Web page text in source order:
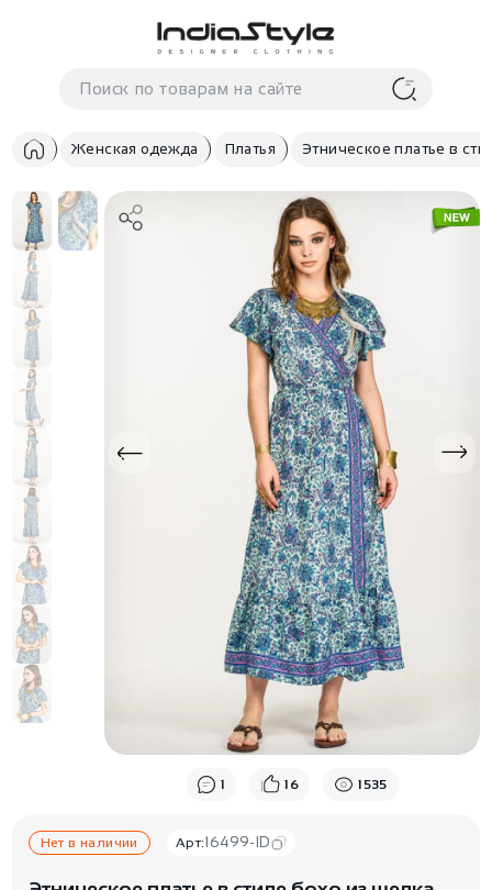
Корзина
В корзиненеттоваров
Корзина покупок пуста..
Женская одежда Платья Этническое платье в
1 16 1535
Нет в наличии Арт:16499-ID